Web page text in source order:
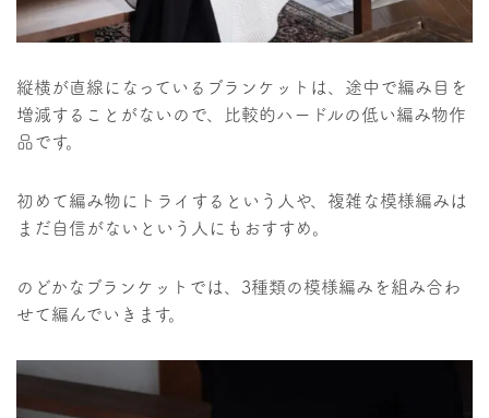
縦横が直線になっているブランケットは、途中で編み目を
増減することがないので、比較的ハードルの低い編み物作
品です。
初めて編み物にトライするという人や、複雑な模様編みは
まだ自信がないという人にもおすすめ。
のどかなブランケットでは、3種類の模様編みを組み合わ
せて編んでいきます。